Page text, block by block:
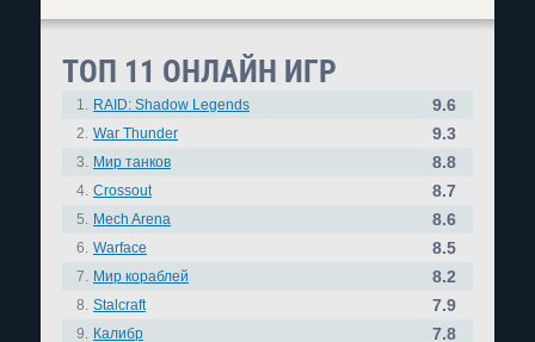
ТОП 11 ОНЛАЙН ИГР
1. RAID: Shadow Legends 9.6
2. War Thunder 9.3
3. Мир танков 8.8
4. Crossout 8.7
5. Mech Arena 8.6
6. Warface 8.5
7. Мир кораблей 8.2
8. Stalcraft 7.9
9. Калибр 7.8